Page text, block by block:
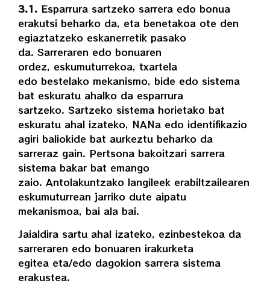
3.1. Esparrura sartzeko sarrera edo bonua
erakutsi beharko da, eta benetakoa ote den
egiaztatzeko eskanerretik pasako
da. Sarreraren edo bonuaren
ordez, eskumuturrekoa, txartela
edo bestelako mekanismo, bide edo sistema
bat eskuratu ahalko da esparrura
sartzeko. Sartzeko sistema horietako bat
eskuratu ahal izateko, NANa edo identifikazio
agiri baliokide bat aurkeztu beharko da
sarreraz gain. Pertsona bakoitzari sarrera
sistema bakar bat emango
zaio. Antolakuntzako langileek erabiltzailearen
eskumuturrean jarriko dute aipatu
mekanismoa, bai ala bai.
Jaialdira sartu ahal izateko, ezinbestekoa da
sarreraren edo bonuaren irakurketa
egitea eta/edo dagokion sarrera sistema
erakustea.